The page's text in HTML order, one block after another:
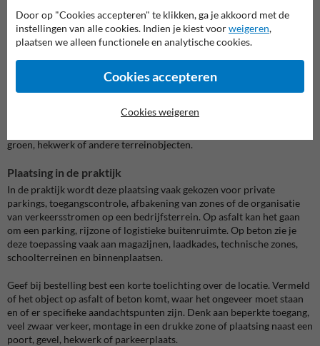
Een tweede fout is onvoldoende aandacht besteden aan de
ondergrond. Asfalt en beton lijken vanzelf geschikt, maar de plaats
moet wel vlak, bereikbaar en vrij van obstakels zijn. Putten,
afbrokkelende randen, losse stenen of hellingen kunnen de uitvoering
ondergrond moet niet alleen stevig staan, maar ook logisch zichtbaar
groen, hekwerk of andere terreinobjecten.
Plaatsing in de praktijk
In de praktijk wordt deze plaatsing vaak gekozen voor private
parkings, toegangscontrole, afbakening van zones of de organisatie
van verkeersstromen op een bedrijfsterrein. Op asfalt kan het gaan
om een parking, rijzone of logistieke buitenruimte. Op beton zie je
deze toepassing vaak aan magazijnen, laadkades, technische zones,
schoolterreinen en binnenplaatsen.
Geef bij bestelling best een korte toelichting over de locatie. Vermeld
of het object op asfalt of beton komt, waar het ongeveer moet staan
en of er specifieke aandachtspunten zijn. Denk aan beperkte toegang,
veel zwaar verkeer, montage in een drukke zone of plaatsing naast een
poort, gevel, hekwerk of parkeerplaats.
Door op "Cookies accepteren" te klikken, ga je akkoord met de
instellingen van alle cookies. Indien je kiest voorweigeren,
plaatsen we alleen functionele en analytische cookies.
Cookies accepteren
Cookies weigeren